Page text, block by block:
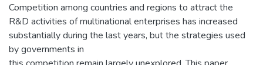
Competition among countries and regions to attract the
R&D activities of multinational enterprises has increased
substantially during the last years, but the strategies used
by governments in